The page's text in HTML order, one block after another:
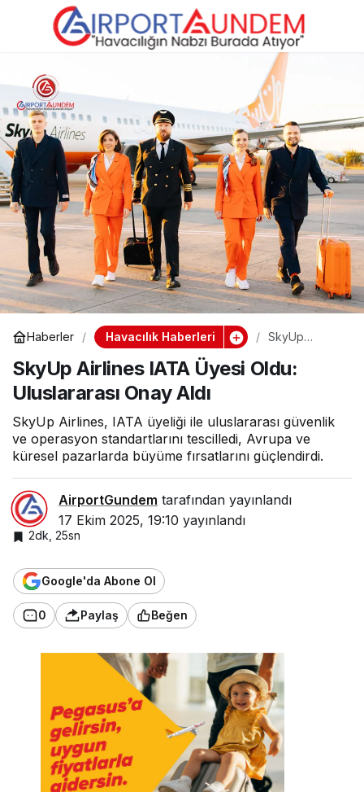
Haberler Havacılık Haberleri
SkyUp
Üyesi Oldu:
Uluslararası
SkyUp Airlines IATA Üyesi Oldu:
Uluslararası Onay Aldı
SkyUp Airlines, IATA üyeliği ile uluslararası güvenlik
ve operasyon standartlarını tescilledi, Avrupa ve
küresel pazarlarda büyüme fırsatlarını güçlendirdi.
AirportGundem tarafından yayınlandı
17 Ekim 2025, 19:10 yayınlandı
2dk, 25sn
Google'da Abone Ol
0 Paylaş Beğen
SkyUp Airlines IATA
Onay Aldı